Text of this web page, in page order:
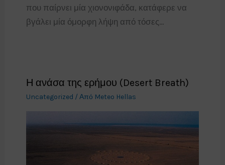
που παίρνει μία χιονονιφάδα, κατάφερε να
βγάλει μία όμορφη λήψη από τόσες…
Η ανάσα της ερήμου (Desert Breath)
Uncategorized / Από Meteo Hellas